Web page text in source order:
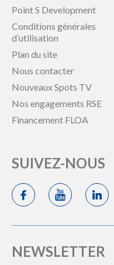
Point S Development
Conditions générales
d’utilisation
Plan du site
Nous contacter
Nouveaux Spots TV
Nos engagements RSE
Financement FLOA
SUIVEZ-NOUS
NEWSLETTER